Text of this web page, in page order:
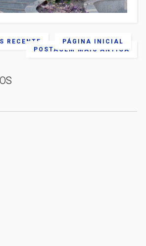
RECENTE
POSTAGEM MAIS ANTIGA
PÁGINA INICIAL